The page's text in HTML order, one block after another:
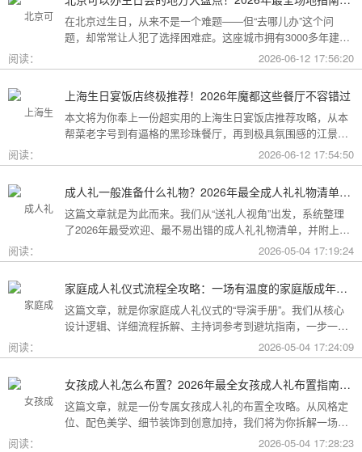
在北京过生日，从来不是一个难题——但“去哪儿办”这个问
题，却常常让人犯了选择困难症。这座城市拥有3000多年建城
史，既有恢弘大气的皇家园林、典雅别致的胡同四合院，也有
摩登时尚的CBD高空餐厅、融合传统与现代的潮人打卡地。无
友圈的派对，还是带小朋友度过一个充满童趣的生日，这篇
2026年北京生日会场地全指南都能帮你找到答案！
阅读： 2026-06-12 17:56:20
上海生日宴饭店终极推荐！2026年魔都这些餐厅不容错过
本文将为你奉上一份超实用的上海生日宴饭店推荐攻略，从本
帮菜老字号到有逼格的黑珍珠餐厅，再到极具氛围感的江景私
房餐厅，全方位承包你的生日派对需求，相信一定能解决你的
挑选难题！
阅读： 2026-06-12 17:54:50
成人礼一般准备什么礼物？2026年最全成人礼礼物清单：父母、长辈、朋友一篇搞定
这篇文章就是为此而来。我们从“送礼人视角”出发，系统整理
了2026年最受欢迎、最不易出错的成人礼礼物清单，并附上挑
选逻辑和避坑指南，帮你用一份恰到好处的心意，为孩子（或
朋友）的18岁写下最温暖的注脚。
阅读： 2026-05-04 17:19:24
家庭成人礼仪式流程全攻略：一场有温度的家庭版成年加冕仪式
这篇文章，就是你家庭成人礼仪式的“导演手册”。我们从核心
设计逻辑、详细流程拆解、主持词参考到避坑指南，一步一步
帮你在家里，为18岁的孩子完成一场笑泪交织、铭记终生的成
年加冕。
阅读： 2026-05-04 17:24:09
女孩成人礼怎么布置？2026年最全女孩成人礼布置指南：从梦幻公主风到酷飒个性范，打造专属她的成年盛典
这篇文章，就是一份专属女孩成人礼的布置全攻略。从风格定
位、配色美学、细节装饰到创意加持，我们将为你拆解一场值
得她铭记一生的成人礼，究竟该如何打造。
阅读： 2026-05-04 17:28:23